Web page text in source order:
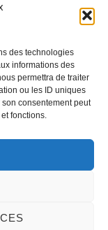
des technologies
informations des
permettra de traiter
ou les ID uniques
consentement peut
fonctions.